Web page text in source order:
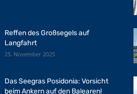
Reffen des Großsegels auf
Langfahrt
25. November 2025
Das Seegras Posidonia: Vorsicht
beim Ankern auf den Balearen!